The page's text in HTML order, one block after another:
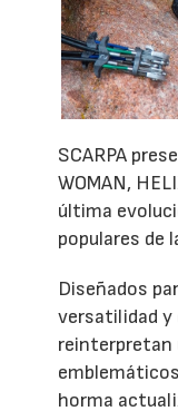
SCARPA
WOMAN,
última
populares de
Diseñados
versatilidad y
reinterpretan
horma